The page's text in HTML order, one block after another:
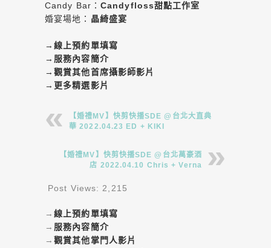
Candy Bar： Candyfloss甜點工作室
婚宴場地： 晶綺盛宴
→線上預約單填寫
→ 服務內容簡介
→觀賞其他首席攝影師影片
→ 更多精選影片
【婚禮MV】快剪快播SDE @台北大直典
華 2022.04.23 ED + KIKI
【婚禮MV】快剪快播SDE @台北萬豪酒
店 2022.04.10 Chris + Verna
Post Views: 2,215
→線上預約單填寫
→ 服務內容簡介
→觀賞其他掌門人影片